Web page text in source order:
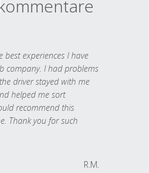
best experiences I have
company. I had problems
driver stayed with me
helped me sort
recommend this
Thank you for such
R.M.